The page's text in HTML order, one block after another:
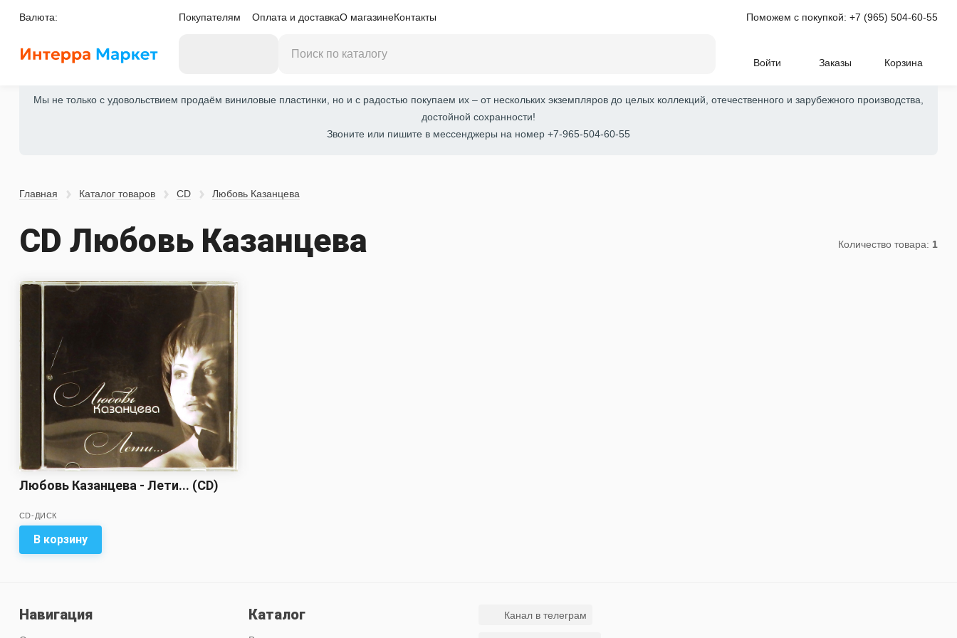
Валюта: Покупателям Оплата и доставкаО магазинеКонтакты Поможем с покупкой:+7 (965) 504-60-55
Войти Заказы Корзина
Мы не только с удовольствием продаём виниловые пластинки, но и с радостью покупаем их – от нескольких экземпляров до целых коллекций, отечественного и зарубежного производства,
достойной сохранности!
Звоните или пишите в мессенджеры на номер +7-965-504-60-55
Главная Каталог товаров CD Любовь Казанцева
CD Любовь Казанцева Количество товара: 1
Любовь Казанцева - Лети... (CD)
CD-ДИСК
В корзину
Навигация Каталог Канал в телеграм